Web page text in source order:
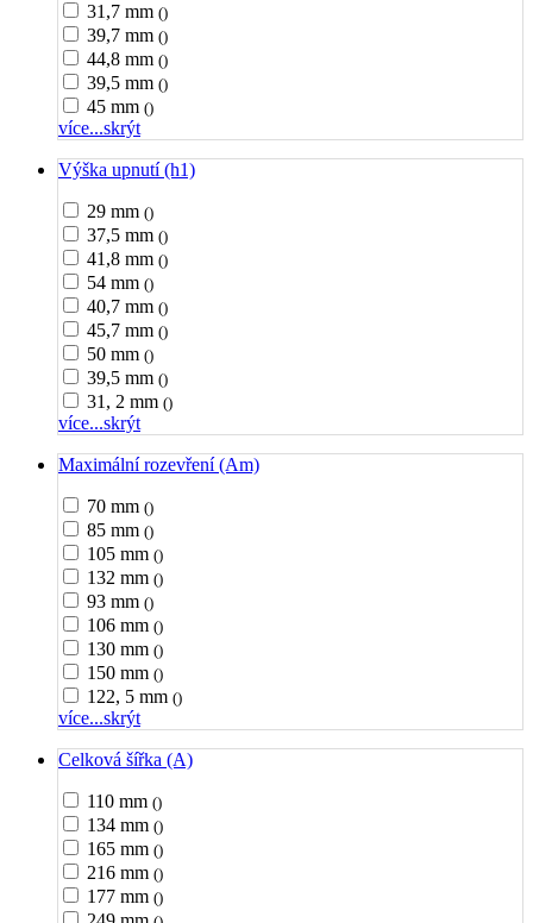
31,7 mm ()
39,7 mm ()
44,8 mm ()
39,5 mm ()
45 mm ()
více...skrýt
Výška upnutí (h1)
29 mm ()
37,5 mm ()
41,8 mm ()
54 mm ()
40,7 mm ()
45,7 mm ()
50 mm ()
39,5 mm ()
31, 2 mm ()
více...skrýt
Maximální rozevření (Am)
70 mm ()
85 mm ()
105 mm ()
132 mm ()
93 mm ()
106 mm ()
130 mm ()
150 mm ()
122, 5 mm ()
více...skrýt
Celková šířka (A)
110 mm ()
134 mm ()
165 mm ()
216 mm ()
177 mm ()